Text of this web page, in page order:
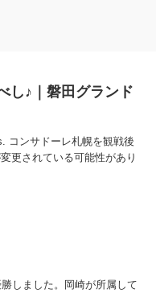
し♪｜磐田グランド
コンサドーレ札幌を観戦後
更されている可能性があり
しました。岡崎が所属して